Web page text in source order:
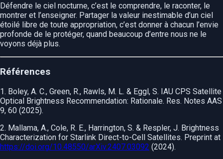
Défendre le ciel nocturne, c’est le comprendre, le raconter, le
montrer et l’enseigner. Partager la valeur inestimable d’un ciel
étoilé libre de toute appropriation, c’est donner à chacun l’envie
profonde de le protéger, quand beaucoup d’entre nous ne le
voyons déjà plus.
Références
1. Boley, A. C., Green, R., Rawls, M. L. & Eggl, S. IAU CPS Satellite
Optical Brightness Recommendation: Rationale. Res. Notes AAS
9, 60 (2025).
2. Mallama, A., Cole, R. E., Harrington, S. & Respler, J. Brightness
Characterization for Starlink Direct-to-Cell Satellites. Preprint at
https://doi.org/10.48550/arXiv.2407.03092 (2024).